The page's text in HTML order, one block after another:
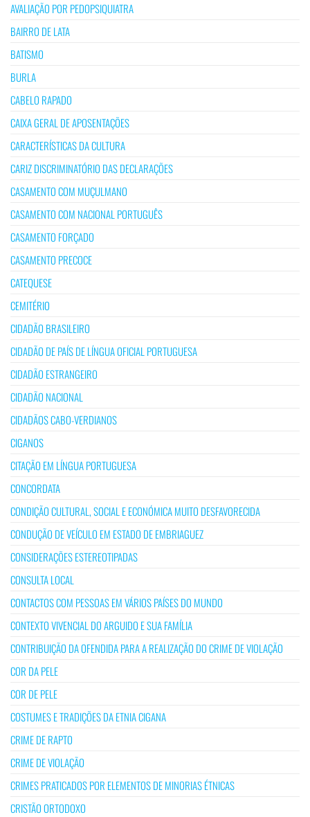
AVALIAÇÃO POR PEDOPSIQUIATRA
BAIRRO DE LATA
BATISMO
BURLA
CABELO RAPADO
CAIXA GERAL DE APOSENTAÇÕES
CARACTERÍSTICAS DA CULTURA
CARIZ DISCRIMINATÓRIO DAS DECLARAÇÕES
CASAMENTO COM MUÇULMANO
CASAMENTO COM NACIONAL PORTUGUÊS
CASAMENTO FORÇADO
CASAMENTO PRECOCE
CATEQUESE
CEMITÉRIO
CIDADÃO BRASILEIRO
CIDADÃO DE PAÍS DE LÍNGUA OFICIAL PORTUGUESA
CIDADÃO ESTRANGEIRO
CIDADÃO NACIONAL
CIDADÃOS CABO-VERDIANOS
CIGANOS
CITAÇÃO EM LÍNGUA PORTUGUESA
CONCORDATA
CONDIÇÃO CULTURAL, SOCIAL E ECONÓMICA MUITO DESFAVORECIDA
CONDUÇÃO DE VEÍCULO EM ESTADO DE EMBRIAGUEZ
CONSIDERAÇÕES ESTEREOTIPADAS
CONSULTA LOCAL
CONTACTOS COM PESSOAS EM VÁRIOS PAÍSES DO MUNDO
CONTEXTO VIVENCIAL DO ARGUIDO E SUA FAMÍLIA
CONTRIBUIÇÃO DA OFENDIDA PARA A REALIZAÇÃO DO CRIME DE VIOLAÇÃO
COR DA PELE
COR DE PELE
COSTUMES E TRADIÇÕES DA ETNIA CIGANA
CRIME DE RAPTO
CRIME DE VIOLAÇÃO
CRIMES PRATICADOS POR ELEMENTOS DE MINORIAS ÉTNICAS
CRISTÃO ORTODOXO